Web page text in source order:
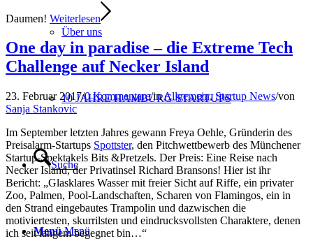
Über uns
10 JAHRE HAMBURG STARTUPS
Suche
Menü Menü
Daumen! Weiterlesen
One day in paradise – die Extreme Tech
Challenge auf Necker Island
23. Februar 2017/0 Kommentare/inAllgemein,Startup News/von
Sanja Stankovic
Im September letzten Jahres gewann Freya Oehle, Gründerin des
Preisalarm-Startups Spottster, den Pitchwettbewerb des Münchener
Startup-Spektakels Bits &Pretzels. Der Preis: Eine Reise nach
Necker Island, der Privatinsel Richard Bransons! Hier ist ihr
Bericht: „Glasklares Wasser mit freier Sicht auf Riffe, ein privater
Zoo, Palmen, Pool-Landschaften, Scharen von Flamingos, ein in
den Strand eingebautes Trampolin und dazwischen die
motiviertesten, skurrilsten und eindrucksvollsten Charaktere, denen
ich seit langem begegnet bin…“